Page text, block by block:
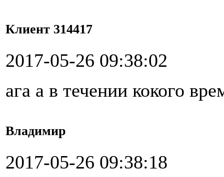
Клиент 314417
2017-05-26 09:38:02
ага а в течении кокого
Владимир
2017-05-26 09:38:18